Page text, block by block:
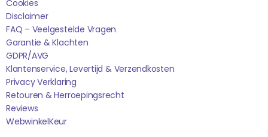
Cookies
Disclaimer
FAQ – Veelgestelde Vragen
Garantie & Klachten
GDPR/AVG
Klantenservice, Levertijd & Verzendkosten
Privacy Verklaring
Retouren & Herroepingsrecht
Reviews
WebwinkelKEur